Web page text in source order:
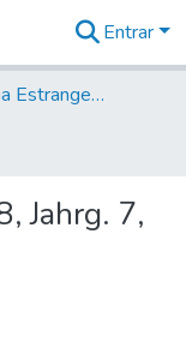
Entrar
Jornais em Língua Estrangeira
Jahrg. 7,